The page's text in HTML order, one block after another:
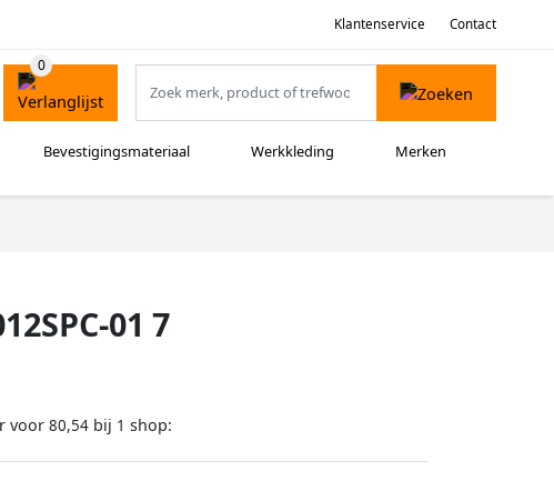
Klantenservice Contact
Bevestigingsmateriaal Werkkleding Merken
01 7
voor 80,54 bij 1 shop: